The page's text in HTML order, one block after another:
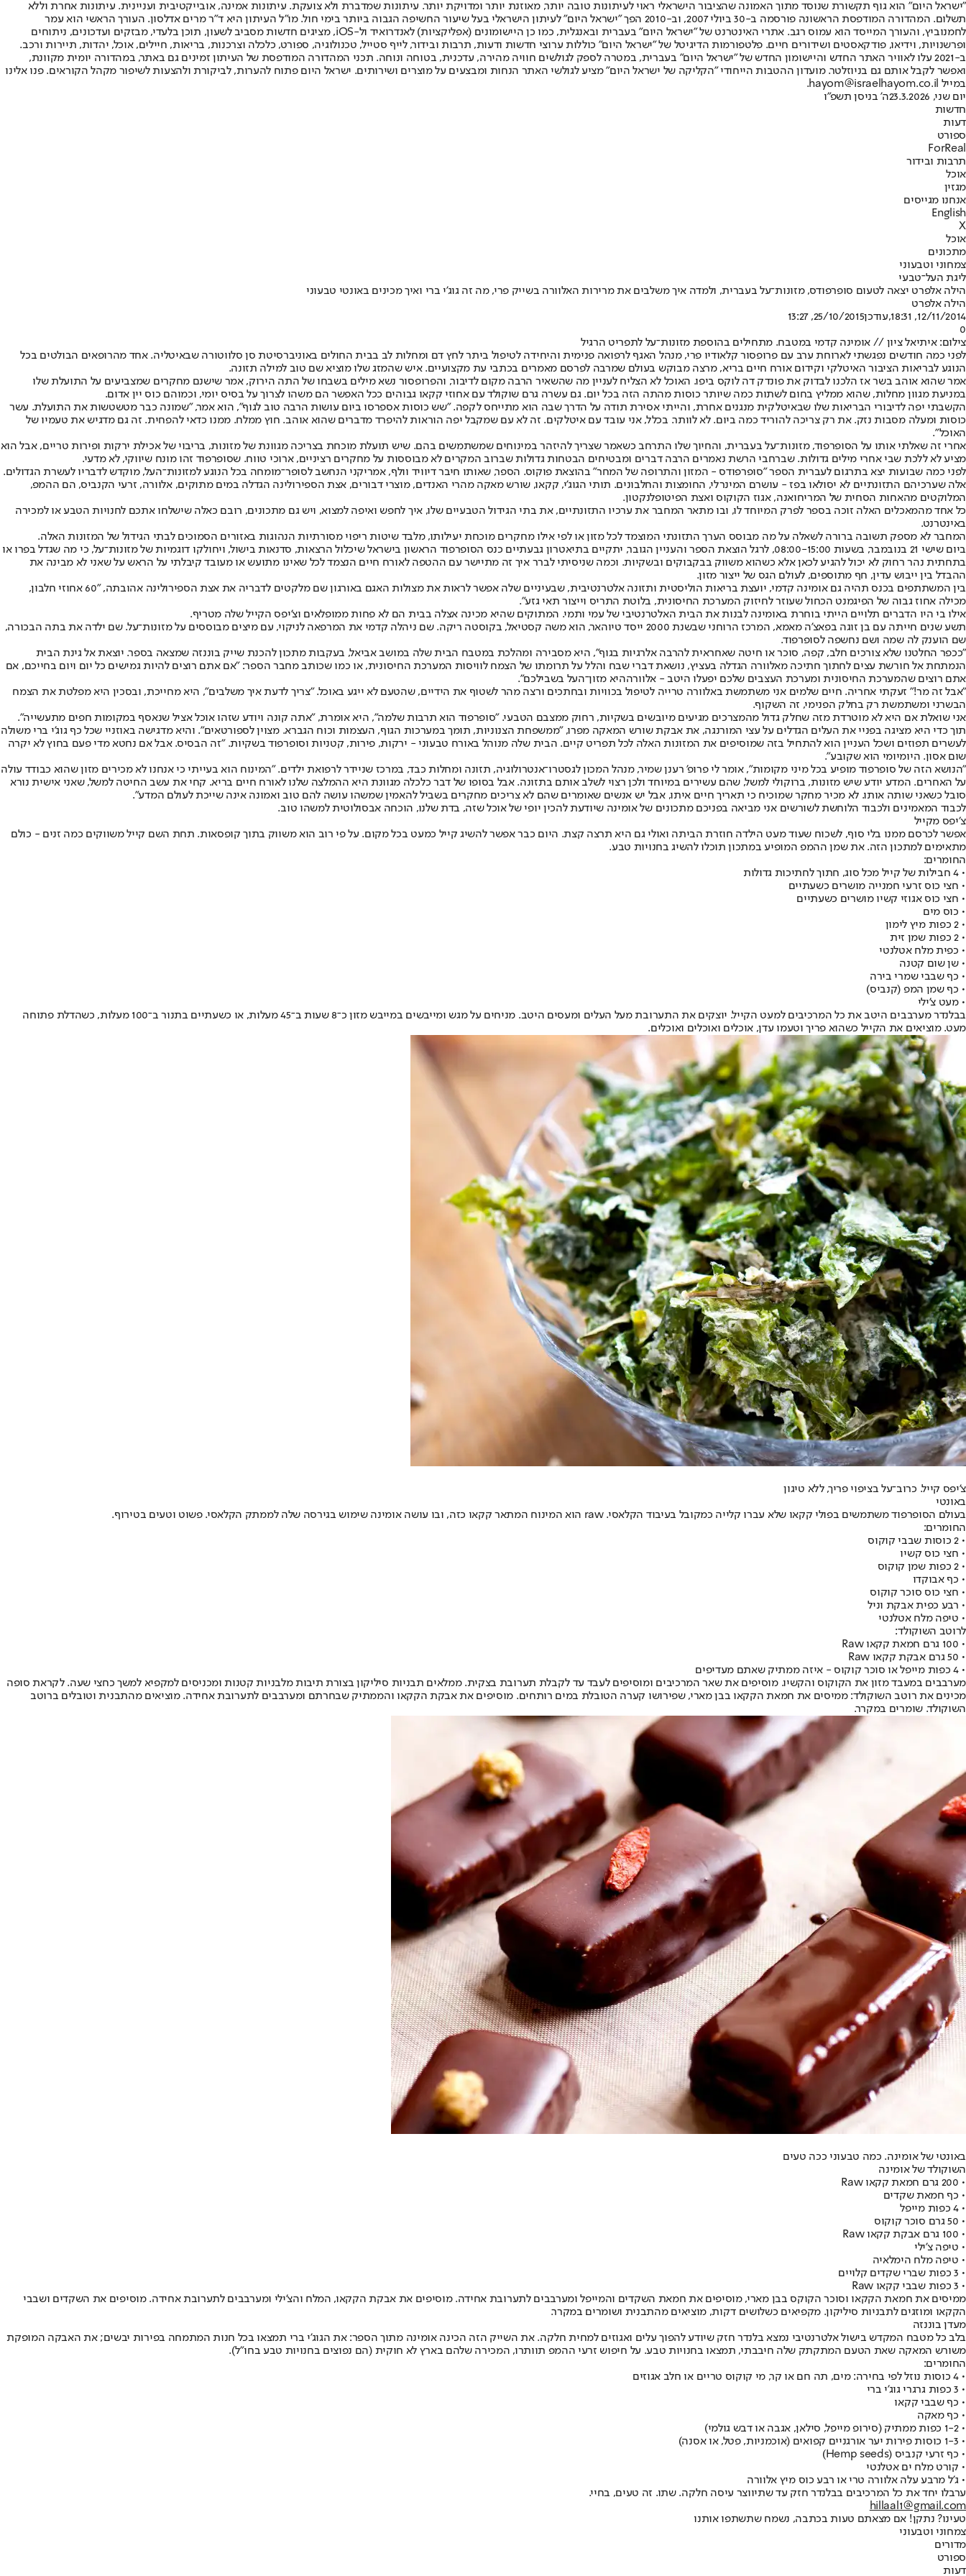
"ישראל היום" הוא גוף תקשורת שנוסד מתוך האמונה שהציבור הישראלי ראוי לעיתונות טובה יותר, מאוזנת יותר ומדויקת יותר. עיתונות שמדברת ולא צועקת. עיתונות אמינה, אובייקטיבית ועניינית. עיתונות אחרת וללא
תשלום. המהדורה המודפסת הראשונה פורסמה ב-30 ביולי 2007, וב-2010 הפך "ישראל היום" לעיתון הישראלי בעל שיעור החשיפה הגבוה ביותר בימי חול. מו"ל העיתון היא ד"ר מרים אדלסון. העורך הראשי הוא עמר
לחמנוביץ, והעורך המייסד הוא עמוס רגב. אתרי האינטרנט של "ישראל היום" בעברית ובאנגלית, כמו כן היישומונים (אפליקציות) לאנדרואיד ול-iOS, מציגים חדשות מסביב לשעון, תוכן בלעדי, מבזקים ועדכונים, ניתוחים
ופרשנויות, וידיאו, פודקאסטים ושידורים חיים. פלטפורמות הדיגיטל של "ישראל היום" כוללות ערוצי חדשות ודעות, תרבות ובידור, לייף סטייל, טכנולוגיה, ספורט, כלכלה וצרכנות, בריאות, חיילים, אוכל, יהדות, תיירות ורכב.
ב-2021 עלו לאוויר האתר החדש והיישומון החדש של "ישראל היום" בעברית, במטרה לספק לגולשים חוויה מהירה, עדכנית, בטוחה ונוחה. תכני המהדורה המודפסת של העיתון זמינים גם באתר, במהדורה יומית מקוונת,
ואפשר לקבל אותם גם בניוזלטר. מועדון ההטבות הייחודי "הקליקה של ישראל היום" מציע לגולשי האתר הנחות ומבצעים על מוצרים ושירותים. ישראל היום פתוח להערות, לביקורת ולהצעות לשיפור מקהל הקוראים. פנו אלינו
במייל hayom@israelhayom.co.il.
יום שני, 23.3.2026
ה' בניסן תשפ"ו
חדשות
דעות
ספורט
ForReal
תרבות ובידור
אוכל
מגזין
אנחנו מגייסים
English
X
אוכל
מתכונים
צמחוני וטבעוני
ליגת העל־טבעי
הילה אלפרט יצאה לטעום סופרפודס, מזונות־על בעברית, ולמדה איך משלבים את מרירות האלוורה בשייק פרי, מה זה גוג'י ברי ואיך מכינים באונטי טבעוני
הילה אלפרט
12/11/2014, 18:31
,עודכן25/10/2015, 13:27
0
צילום: איתיאל ציון // אומינה קדמי במטבח. מתחילים בהוספת מזונות־על לתפריט הרגיל
לפני כמה חודשים נפגשתי לארוחת ערב עם פרופסור קלאודיו פרי, מנהל האגף לרפואה פנימית והיחידה לטיפול ביתר לחץ דם ומחלות לב בבית החולים באוניברסיטת סן סלווטורה שבאיטליה. אחד מהרופאים הבולטים בכל
הנוגע לבריאות הציבור האיטלקי וקידום אורח חיים בריא, מרצה מבוקש בעולם שמרבה לפרסם מאמרים בכתבי עת מקצועיים. איש שהמזג שלו מוציא שם טוב למילה תזונה.
אמר שהוא אוהב בשר אז הלכנו לבדוק את פונדק דה לוקס ביפו. האוכל לא הצליח לעניין מה שהשאיר הרבה מקום לדיבור, והפרופסור נשא מילים בשבחו של התה הירוק, אמר שישנם מחקרים שמצביעים על התועלת שלו
במניעת מגוון מחלות, שהוא ממליץ בחום לשתות כמה שיותר כוסות מהתה הזה בכל יום. גם עשרה גרם שוקולד עם אחוזי קקאו גבוהים ככל האפשר הם משהו לצרוך על בסיס יומי, וכמוהם כוס יין אדום.
הקשבתי יפה לדיבורי הבריאות שלו שבאיטלקית מנגנים אחרת, והייתי אסירת תודה על הדרך שבה הוא מתייחס לקפה. "שש כוסות אספרסו ביום עושות הרבה טוב לגוף", הוא אמר, "שמונה כבר מטשטשות את התועלת. עשר
כוסות ומעלה מסבות נזק. את רק צריכה להוריד כמה ביום. לא לוותר. בכלל, אני עובד עם איטלקים. זה לא עם שמקבל יפה הוראות להיפרד מדברים שהוא אוהב. חוץ ממלח. ממנו כדאי להפחית. זה גם מדגיש את טעמיו של
האוכל".
אחרי זה שאלתי אותו על הסופרפוד, מזונות־על בעברית, והחיוך שלו התרחב כשאמר שצריך להיזהר במינוחים שמשתמשים בהם. שיש תועלת מוכחת בצריכה מגוונת של מזונות, בריבוי של אכילת ירקות ופירות טריים, אבל הוא
מציע לא ללכת שבי אחרי מילים גדולות. שברחבי הרשת נאמרים הרבה דברים ומבטיחים הבטחות גדולות שברוב המקרים לא מבוססות על מחקרים רציניים, ארוכי טווח. שסופרפוד זהו מונח שיווקי, לא מדעי.
לפני כמה שבועות יצא בתרגום לעברית הספר "סופרפודס - המזון והתרופה של המחר" בהוצאת פוקוס. הספר, שאותו חיבר דיוויד וולף, אמריקני הנחשב לסופר־מומחה בכל הנוגע למזונות־העל, מוקדש לדבריו לעשרת הגדולים.
אלה שערכיהם התזונתיים לא יסולאו בפז - עושרם המינרלי, החומצות והחלבונים. תותי הגוג'י, קקאו, שורש מאקה מהרי האנדים, מוצרי דבורים, אצת הספירולינה הגדלה במים מתוקים, אלוורה, זרעי הקנביס, הם ההמפ,
המלוקטים מהאחות הסחית של המריחואנה, אגוז הקוקוס ואצת הפיטופלנקטון.
כל אחד מהמאכלים האלה זוכה בספר לפרק המיוחד לו, ובו מתאר המחבר את ערכיו התזונתיים, את בתי הגידול הטבעיים שלו, איך לחפש ואיפה למצוא, ויש גם מתכונים, רובם כאלה שישלחו אתכם לחנויות הטבע או למכירה
באינטרנט.
המחבר לא מספק תשובה ברורה לשאלה על מה מבוסס הערך התזונתי המוצמד לכל מזון או לפי אילו מחקרים מוכחת יעילותו, מלבד שיטות ריפוי מסורתיות הנהוגות באזורים הסמוכים לבתי הגידול של המזונות האלה.
ביום שישי 21 בנובמבר, בשעות 08:00-15:00, לרגל הוצאת הספר והעניין הגובר, יתקיים בתיאטרון גבעתיים כנס הסופרפוד הראשון בישראל שיכלול הרצאות, סדנאות בישול, ויחולקו דוגמיות של מזונות־על, כי מה שגדל בפרו או
בתחתית נהר רחוק לא יכול להגיע לכאן אלא כשהוא משווק בבקבוקים ובשקיות. וכמה שניסיתי לברר איך זה מתיישר עם ההטפה לאורח חיים הנצמד לכל שאינו מתועש או מעובד קיבלתי על הראש על שאני לא מבינה את
ההבדל בין ייבוש עדין, חף מתוספים, לעולם הגס של ייצור מזון.
בין המשתתפים בכנס תהיה גם אומינה קדמי, יועצת בריאות הוליסטית ותזונה אלטרנטיבית, שבעיניים שלה אפשר לראות את מצולות האגם באורגון שם מלקטים לדבריה את אצת הספירולינה אהובתה, "60 אחוזי חלבון,
מכילה אחוז גבוה של הפיגמנט הכחול שעוזר לחיזוק המערכת החיסונית, בלוטת התריס וייצור תאי גזע".
אילו בי היו הדברים תלויים הייתי בוחרת באומינה לבנות את הבית האלטרנטיבי של עמי ותמי. המתוקים שהיא מכינה אצלה בבית הם לא פחות ממופלאים וצ'יפס הקייל שלה מטריף.
תשע שנים חייתה עם בן זוגה בפאצ'ה מאמא, המרכז הרוחני שבשנת 2000 ייסד טיוהאר, הוא משה קסטיאל, בקוסטה ריקה. שם ניהלה קדמי את המרפאה לניקוי, עם מיצים מבוססים על מזונות־על. שם ילדה את בתה הבכורה,
שם הוענק לה שמה ושם נחשפה לסופרפוד.
"ככפר החלטנו שלא צורכים חלב, קפה, סוכר או חיטה שאחראית להרבה אלרגיות בגוף", היא מסבירה ומהלכת במטבח הבית שלה במושב אביאל, בעקבות מתכון להכנת שייק בוננזה שמצאה בספר. יוצאת אל גינת הבית
הנמתחת אל חורשת עצים לחתוך חתיכה מאלוורה הגדלה בעציץ, נושאת דברי שבח והלל על תרומתו של הצמח לוויסות המערכת החיסונית, או כמו שכותב מחבר הספר: "אם אתם רוצים להיות גמישים כל יום ויום בחייכם, אם
אתם רוצים שהמערכת החיסונית ומערכת העצבים שלכם יפעלו היטב - אלוורההיא מזון־העל בשבילכם".
"אבל זה מר!" זעקתי אחריה. חיים שלמים אני משתמשת באלוורה טרייה לטיפול בכוויות ובחתכים ורצה מהר לשטוף את הידיים, שהטעם לא ייגע באוכל. "צריך לדעת איך משלבים", היא מחייכת, ובסכין היא מפלטת את הצמח
הבשרני ומשתמשת רק בחלק הפנימי, זה השקוף.
אני שואלת אם היא לא מוטרדת מזה שחלק גדול מהמצרכים מגיעים מיובשים בשקיות, רחוק ממצבם הטבעי. "סופרפוד הוא תרבות שלמה", היא אומרת, "אתה קונה ויודע שזהו אוכל אציל שנאסף במקומות חפים מתעשייה".
תוך כדי היא מציגה בפניי את העלים הגדלים על עצי המורנגה, את אבקת שורש המאקה מפרו, "ממשפחת הצנוניות, תומך במערכות הגוף, העצמות וכוח הגברא. מצוין לספורטאים". והיא מדגישה באוזניי שכל כף גוג'י ברי משולה
לעשרים תפוזים ושכל העניין הוא להתחיל בזה שמוסיפים את המזונות האלה לכל תפריט קיים. הבית שלה מנוהל באורח טבעוני - ירקות, פירות, קטניות וסופרפוד בשקיות. "זה הבסיס. אבל אם נחטא מדי פעם בחוץ לא יקרה
שום אסון. היומיומי הוא שקובע".
"הנושא הזה של סופרפוד מופיע בכל מיני מקומות", אומר לי פרופ' רענן שמיר, מנהל המכון לגסטרו־אנטרולוגיה, תזונה ומחלות כבד, במרכז שניידר לרפואת ילדים. "המינוח הוא בעייתי כי אנחנו לא מכירים מזון שהוא כבודד עולה
על האחרים. המדע יודע שיש מזונות, ברוקולי למשל, שהם עשירים במיוחד ולכן רצוי לשלב אותם בתזונה. אבל בסופו של דבר כלכלה מגוונת היא ההמלצה שלנו לאורח חיים בריא. קחי את עשב החיטה למשל, שאני אישית נורא
סובל כשאני שותה אותו. לא מכיר מחקר שמוכיח כי תאריך חיים איתו, אבל יש אנשים שאומרים שהם לא צריכים מחקרים בשביל להאמין שמשהו עושה להם טוב ואמונה אינה שייכת לעולם המדע".
לכבוד המאמינים ולכבוד הלוחשת לשורשים אני מביאה בפניכם מתכונים של אומינה שיודעת להכין יופי של אוכל שזה, בדת שלנו, הוכחה אבסולוטית למשהו טוב.
צ׳יפס מקייל
אפשר לכרסם ממנו בלי סוף, לשכוח שעוד מעט הילדה חוזרת הביתה ואולי גם היא תרצה קצת. היום כבר אפשר להשיג קייל כמעט בכל מקום. על פי רוב הוא משווק בתוך קופסאות. תחת השם קייל משווקים כמה זנים - כולם
מתאימים למתכון הזה. את שמן ההמפ המופיע במתכון תוכלו להשיג בחנויות טבע.
החומרים:
• 4 חבילות של קייל מכל סוג, חתוך לחתיכות גדולות
• חצי כוס זרעי חמנייה מושרים כשעתיים
• חצי כוס אגוזי קשיו מושרים כשעתיים
• כוס מים
• 2 כפות מיץ לימון
• 2 כפות שמן זית
• כפית מלח אטלנטי
• שן שום קטנה
• כף שבבי שמרי בירה
• כף שמן המפ (קנביס)
• מעט צ'ילי
בבלנדר מערבבים היטב את כל המרכיבים למעט הקייל. יוצקים את התערובת מעל העלים ומעסים היטב. מניחים על מגש ומייבשים במייבש מזון כ־8 שעות ב־45 מעלות, או כשעתיים בתנור ב־100 מעלות, כשהדלת פתוחה
מעט. מוציאים את הקייל כשהוא פריך וטעמו עדן, אוכלים ואוכלים ואוכלים.
צ'יפס קייל. כרוב־על בציפוי פריך, ללא טיגון
באונטי
בעולם הסופרפוד משתמשים בפולי קקאו שלא עברו קלייה כמקובל בעיבוד הקלאסי. raw הוא המינוח המתאר קקאו כזה, ובו עושה אומינה שימוש בגירסה שלה לממתק הקלאסי. פשוט וטעים בטירוף.
החומרים:
• 2 כוסות שבבי קוקוס
• חצי כוס קשיו
• 2 כפות שמן קוקוס
• כף אבוקדו
• חצי כוס סוכר קוקוס
• רבע כפית אבקת וניל
• טיפה מלח אטלנטי
לרוטב השוקולד:
• 100 גרם חמאת קקאו Raw
• 50 גרם אבקת קקאו Raw
• 4 כפות מייפל או סוכר קוקוס - איזה ממתיק שאתם מעדיפים
מערבבים במעבד מזון את הקוקוס והקשיו. מוסיפים את שאר המרכיבים ומוסיפים לעבד עד לקבלת תערובת בצקית. ממלאים תבניות סיליקון בצורת תיבות מלבניות קטנות ומכניסים למקפיא למשך כחצי שעה. לקראת סופה
מכינים את רוטב השוקולד: ממיסים את חמאת הקקאו בבן מארי, שפירושו קערה הטובלת במים רותחים. מוסיפים את אבקת הקקאו והממתיק שבחרתם ומערבבים לתערובת אחידה. מוציאים מהתבנית וטובלים ברוטב
השוקולד. שומרים במקרר.
באונטי של אומינה. כמה טבעוני ככה טעים
השוקולד של אומינה
• 200 גרם חמאת קקאו Raw
• כף חמאת שקדים
• 4 כפות מייפל
• 50 גרם סוכר קוקוס
• 100 גרם אבקת קקאו Raw
• טיפה צ'ילי
• טיפה מלח הימלאיה
• 3 כפות שברי שקדים קלויים
• 3 כפות שבבי קקאו Raw
ממיסים את חמאת הקקאו וסוכר הקוקס בבן מארי, מוסיפים את חמאת השקדים והמייפל ומערבבים לתערובת אחידה. מוסיפים את אבקת הקקאו, המלח והצ'ילי ומערבבים לתערובת אחידה. מוסיפים את השקדים ושבבי
הקקאו ומוזגים לתבניות סיליקון. מקפיאים כשלושים דקות, מוציאים מהתבנית ושומרים במקרר.
מעדן בוננזה
בלב כל מטבח המקדש בישול אלטרנטיבי נמצא בלנדר חזק שיודע להפוך עלים ואגוזים למחית חלקה. את השייק הזה הכינה אומינה מתוך הספר: את הגוג'י ברי תמצאו בכל חנות המתמחה בפירות יבשים; את האבקה המופקת
משורש המאקה שאת הטעם המתקתק שלה חיבבתי, תמצאו בחנויות טבע. על חיפוש זרעי ההמפ תוותרו, המכירה שלהם בארץ לא חוקית (הם נפוצים בחנויות טבע בחו"ל).
החומרים:
• 4 כוסות נוזל לפי בחירה: מים, תה חם או קר, מי קוקוס טריים או חלב אגוזים
• 3 כפות גרגרי גוג'י ברי
• כף שבבי קקאו
• כף מאקה
• 1-2 כפות ממתיק (סירופ מייפל, סילאן, אגבה או דבש גולמי)
• 1-3 כוסות פירות יער אורגניים קפואים (אוכמניות, פטל, או אסנה)
• כף זרעי קנביס (Hemp seeds)
• קורט מלח ים אטלנטי
• ג'ל מרבע עלה אלוורה טרי או רבע כוס מיץ אלוורה
ערבלו יחד את כל המרכיבים בבלנדר חזק עד שתיווצר עיסה חלקה. שתו. זה טעים, בחיי.
hillaal1@gmail.com
טעינו? נתקן! אם מצאתם טעות בכתבה, נשמח שתשתפו אותנו
צמחוני וטבעוני
מדורים
ספורט
דעות